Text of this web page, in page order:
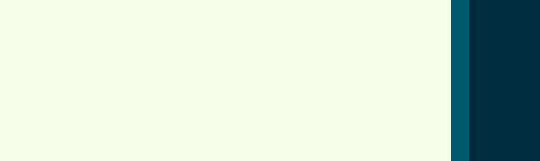
v ^ v ^ v ^